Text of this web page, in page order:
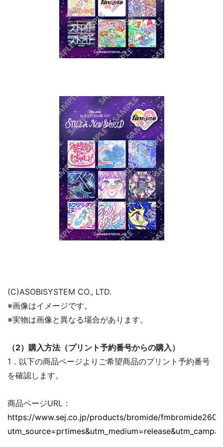
(C)ASOBISYSTEM CO., LTD.
※画像はイメージです。
※実物は画像と異なる場合があります。
（2）購入方法（プリント予約番号からの購入）
1．以下の商品ページよりご希望商品のプリント予約番号
を確認します。
商品ページURL：
https://www.sej.co.jp/products/bromide/